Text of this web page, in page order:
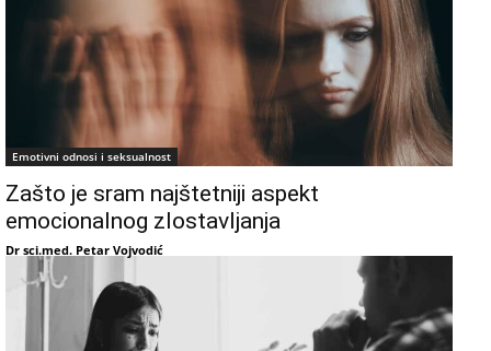
Emotivni odnosi i seksualnost
Zašto je sram najštetniji aspekt
emocionalnog zlostavljanja
Dr sci.med. Petar Vojvodić